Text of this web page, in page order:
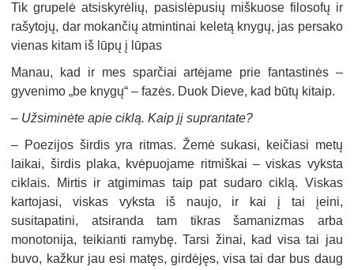
Tik grupelė atsiskyrėlių, pasislėpusių miškuose filosofų ir
rašytojų, dar mokančių atmintinai keletą knygų, jas persako
vienas kitam iš lūpų į lūpas
Manau, kad ir mes sparčiai artėjame prie fantastinės –
gyvenimo „be knygų“ – fazės. Duok Dieve, kad būtų kitaip.
– Užsiminėte apie ciklą. Kaip jį suprantate?
– Poezijos širdis yra ritmas. Žemė sukasi, keičiasi metų
laikai, širdis plaka, kvėpuojame ritmiškai – viskas vyksta
ciklais. Mirtis ir atgimimas taip pat sudaro ciklą. Viskas
kartojasi, viskas vyksta iš naujo, ir kai į tai įeini,
susitapatini, atsiranda tam tikras šamanizmas arba
monotonija, teikianti ramybę. Tarsi žinai, kad visa tai jau
buvo, kažkur jau esi matęs, girdėjęs, visa tai dar bus daug